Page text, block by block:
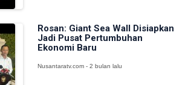
Rosan: Giant Sea Wall Disiapkan
Jadi Pusat Pertumbuhan
Ekonomi Baru
Nusantaratv.com - 2 bulan lalu